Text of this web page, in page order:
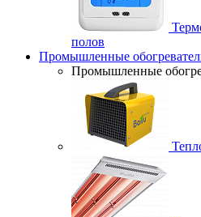
полов
Промышленные
Промышленные